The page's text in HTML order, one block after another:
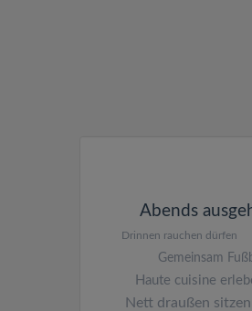
Abends
Drinnen rauchen dürfen
Gemeinsam
Haute cuisine
Nett draußen sitzen